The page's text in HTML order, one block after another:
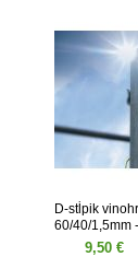
D-stĺpik
60/40/1,5mm
9,50 €